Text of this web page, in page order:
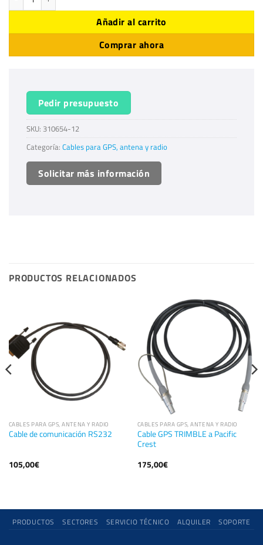
Añadir al carrito
Comprar ahora
Pedir presupuesto
SKU: 310654-12
Categoría: Cables para GPS, antena y radio
Solicitar más información
PRODUCTOS RELACIONADOS
CABLES PARA GPS, ANTENA Y RADIO
Cable de comunicación RS232
105,00€
CABLES PARA GPS, ANTENA Y RADIO
Cable GPS TRIMBLE a Pacific
Crest
175,00€
PRODUCTOS SECTORES SERVICIO TÉCNICO ALQUILER SOPORTE